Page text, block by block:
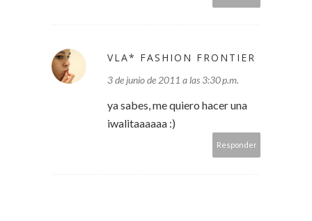
VLA* FASHION FRONTIER
3 de junio de 2011 a las 3:30 p.m.
ya sabes, me quiero hacer una
iwalitaaaaaa :)
Responder